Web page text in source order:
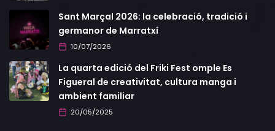
Sant Marçal 2026: la celebració, tradició i
germanor de Marratxí
10/07/2026
La quarta edició del Friki Fest omple Es
Figueral de creativitat, cultura manga i
ambient familiar
20/05/2025